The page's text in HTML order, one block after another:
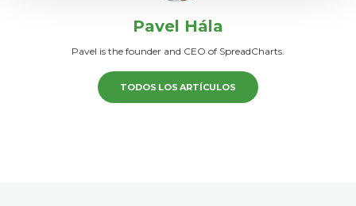
Pavel Hála
Pavel is the founder and CEO of SpreadCharts.
TODOS LOS ARTÍCULOS